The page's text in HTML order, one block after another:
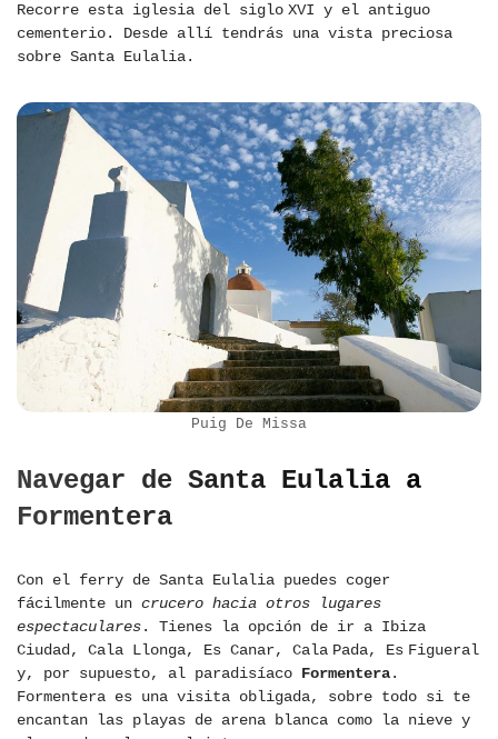
Recorre esta iglesia del siglo XVI y el antiguo
cementerio. Desde allí tendrás una vista preciosa
sobre Santa Eulalia.
Puig De Missa
Navegar de Santa Eulalia a
Formentera
Con el ferry de Santa Eulalia puedes coger
fácilmente un crucero hacia otros lugares
espectaculares. Tienes la opción de ir a Ibiza
Ciudad, Cala Llonga, Es Canar, Cala Pada, Es Figueral
y, por supuesto, al paradisíaco Formentera.
Formentera es una visita obligada, sobre todo si te
encantan las playas de arena blanca como la nieve y